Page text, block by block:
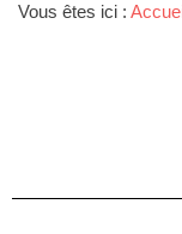
Vous êtes ici :